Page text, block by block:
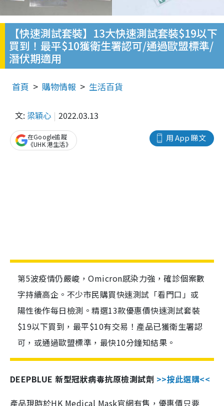
【快速測試套裝】13大快速測試套裝$19以下
買到！最平$10獲衛生署認可/通過歐盟標準/
潛伏期適用
首頁 購物情報 生活百貨
文: 梁穎心 2022.03.13
用 App 睇文
在Google追蹤
《UHK 港生活》
第5波疫情仍嚴峻，Omicron感染力強，確診個案數
字持續高企。不少市民購買快速測試「看門口」或
陽性後作每日檢測。精選13款優惠價快速測試套裝
$19以下買到，最平$10有交易！產品已獲衛生署認
可，或通過歐盟標準，最快10分鐘知結果。
DEEPBLUE 新型冠狀病毒抗原檢測試劑 >>按此選購<<
產品現時於HK Medical Mask官網有售，優惠價只要